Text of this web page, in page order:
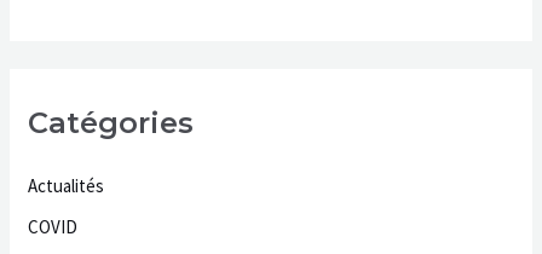
Catégories
Actualités
COVID